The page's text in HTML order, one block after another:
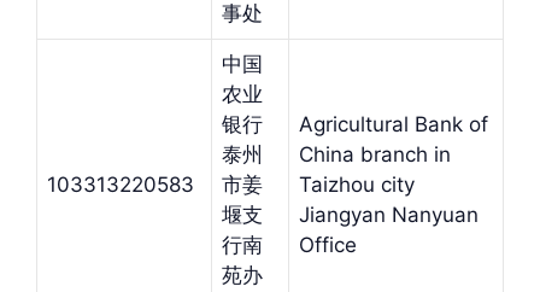
事处
103313220583
中国
农业
银行
泰州
市姜
堰支
行南
苑办
Agricultural Bank of
China branch in
Taizhou city
Jiangyan Nanyuan
Office